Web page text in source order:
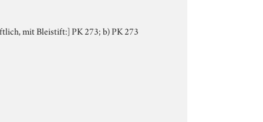
mit Bleistift:] PK 273; b) PK 273